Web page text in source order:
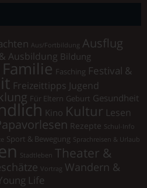
Aus/Fortbildung Ausflug
Ausbildung Bildung
Familie Fasching Festival &
Freizeittipps Jugend
Für Eltern Geburt Gesundheit
Kino Kultur Lesen
Rezepte Schul-Info
Sport & Bewegung Sprachreisen & Urlaub
Stadtleben Theater &
Vortrag Wandern &
Life